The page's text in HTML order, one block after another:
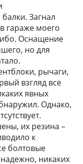
Загнал
гараже моего
Оснащение
но для
рычаги,
взгляд все
явных
Однако,
их резина –
к
болтовые
никаких